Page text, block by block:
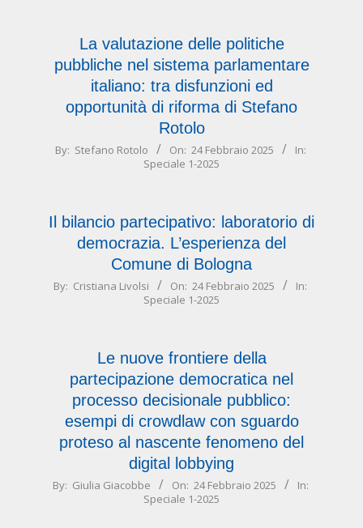
La valutazione delle politiche
pubbliche nel sistema parlamentare
italiano: tra disfunzioni ed
opportunità di riforma di Stefano
Rotolo
2025-
By: Stefano Rotolo On: 24 Febbraio 2025
In:
Speciale 1-2025
Il bilancio partecipativo: laboratorio di
democrazia. L’esperienza del
Comune di Bologna
2025-
By: Cristiana Livolsi On: 24 Febbraio 2025
In:
Speciale 1-2025
Le nuove frontiere della
partecipazione democratica nel
processo decisionale pubblico:
esempi di crowdlaw con sguardo
proteso al nascente fenomeno del
digital lobbying
2025-
By: Giulia Giacobbe On: 24 Febbraio 2025
In:
Speciale 1-2025